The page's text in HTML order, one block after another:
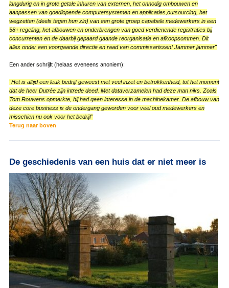
langdurig en in grote getale inhuren van externen, het onnodig ombouwen en
aanpassen van goedlopende computersystemen en applicaties,outsourcing, het
wegzetten (deels tegen hun zin) van een grote groep capabele medewerkers in een
58+ regeling, het afbouwen en onderbrengen van goed verdienende registraties bij
concurrenten en de daarbij gepaard gaande reorganisatie en afkoopsommen. Dit
alles onder een voorgaande directie en raad van commissarissen! Jammer jammer"
Een ander schrijft (helaas eveneens anoniem):
"Het is altijd een leuk bedrijf geweest met veel inzet en betrokkenheid, tot het moment
dat de heer Dutrée zijn intrede deed. Met dataverzamelen had deze man niks. Zoals
Tom Rouwens opmerkte, hij had geen interesse in de machinekamer. De afbouw van
deze core business is de ondergang geworden voor veel oud medewerkers en
misschien nu ook voor het bedrijf"
Terug naar boven
De geschiedenis van een huis dat er niet meer is